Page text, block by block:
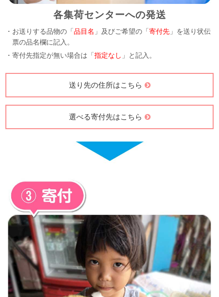
各集荷センターへの発送
・お送りする品物の「品目名」及びご希望の「 寄付先」を送り状伝
票の品名欄に記入。
・寄付先指定が無い場合は「 指定なし」と記入。
送り先の住所はこちら
選べる寄付先はこちら